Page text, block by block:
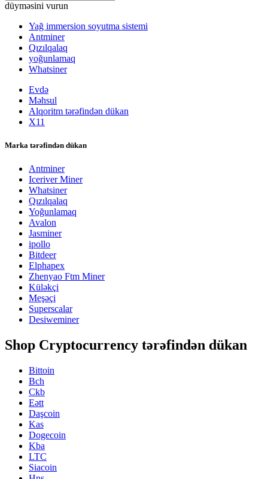
düyməsini vurun
Yağ immersion soyutma sistemi
Antminer
Qızılqalaq
yoğunlamaq
Whatsiner
Evdə
Məhsul
Alqoritm tərəfindən dükan
X11
Marka tərəfindən dükan
Antminer
Iceriver Miner
Whatsiner
Qızılqalaq
Yoğunlamaq
Avalon
Jasminer
ipollo
Bitdeer
Elphapex
Zhenyao Ftm Miner
Küləkçi
Meşəçi
Superscalar
Desiweminer
Shop Cryptocurrency tərəfindən dükan
Bittoin
Bch
Ckb
Eətt
Daşcoin
Kas
Dogecoin
Kba
LTC
Siacoin